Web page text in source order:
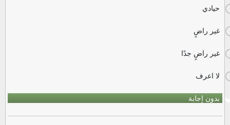
حيادي
غير راضٍ
غير راضٍ جدًا
لا اعرف
بدون إجابة